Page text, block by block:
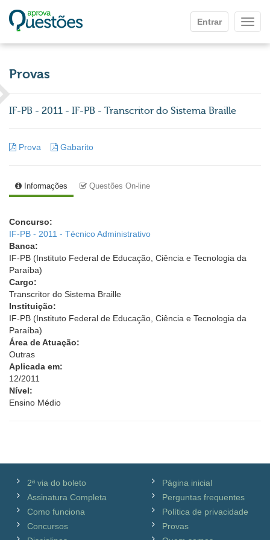
Entrar
Provas
IF-PB - 2011 - IF-PB - Transcritor do Sistema Braille
Prova Gabarito
Informações Questões On-line
Concurso:
IF-PB - 2011 - Técnico Administrativo
Banca:
IF-PB (Instituto Federal de Educação, Ciência e Tecnologia da
Paraíba)
Cargo:
Transcritor do Sistema Braille
Instituição:
IF-PB (Instituto Federal de Educação, Ciência e Tecnologia da
Paraíba)
Área de Atuação:
Outras
Aplicada em:
12/2011
Nível:
Ensino Médio
2ª via do boleto
Assinatura Completa
Como funciona
Concursos
Página inicial
Perguntas frequentes
Política de privacidade
Provas